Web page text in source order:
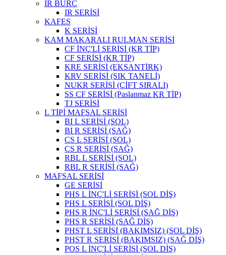
IR BURÇ
IR SERİSİ
KAFES
K SERİSİ
KAM MAKARALI RULMAN SERİSİ
CF İNÇ'Lİ SERİSİ (KR TİP)
CF SERİSİ (KR TİP)
KRE SERİSİ (EKSANTİRK)
KRV SERİSİ (SIK TANELİ)
NUKR SERİSİ (ÇİFT SIRALI)
SS CF SERİSİ (Paslanmaz KR TİP)
TJ SERİSİ
L TİPİ MAFSAL SERİSİ
BI L SERİSİ (SOL)
BI R SERİSİ (SAĞ)
CS L SERİSİ (SOL)
CS R SERİSİ (SAĞ)
RBL L SERİSİ (SOL)
RBL R SERİSİ (SAĞ)
MAFSAL SERİSİ
GE SERİSİ
PHS L İNÇ'Lİ SERİSİ (SOL DİŞ)
PHS L SERİSİ (SOL DİŞ)
PHS R İNÇ'Lİ SERİSİ (SAĞ DİŞ)
PHS R SERİSİ (SAĞ DİŞ)
PHST L SERİSİ (BAKIMSIZ) (SOL DİŞ)
PHST R SERİSİ (BAKIMSIZ) (SAĞ DİŞ)
POS L İNÇ'Lİ SERİSİ (SOL DİŞ)